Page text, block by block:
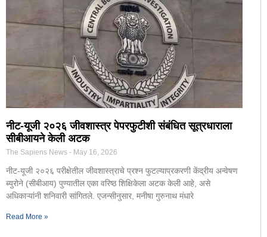
नीट-यूजी २०२६ जीवशास्त्र पेपरफुटीशी संबंधित सूत्रधाराला
सीबीआयने केली अटक
The Sapiens News May 16, 2026
नीट-यूजी २०२६ परीक्षेतील जीवशास्त्राचे प्रश्न फुटल्याप्रकरणी केंद्रीय अन्वेषण
ब्युरोने (सीबीआय) पुण्यातील एका वरिष्ठ शिक्षिकेला अटक केली आहे, असे
अधिकाऱ्यांनी शनिवारी सांगितले. एजन्सीनुसार, मनीषा गुरुनाथ मंधारे
Read More »